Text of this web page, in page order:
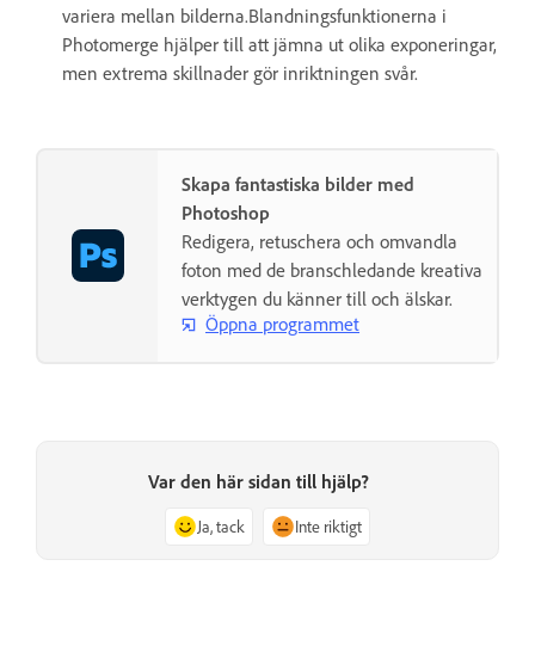
variera mellan bilderna.Blandningsfunktionerna i
Photomerge hjälper till att jämna ut olika exponeringar,
men extrema skillnader gör inriktningen svår.
Skapa fantastiska bilder med
Photoshop
Redigera, retuschera och omvandla
foton med de branschledande kreativa
verktygen du känner till och älskar.
Öppna programmet
Var den här sidan till hjälp?
Ja, tack Inte riktigt